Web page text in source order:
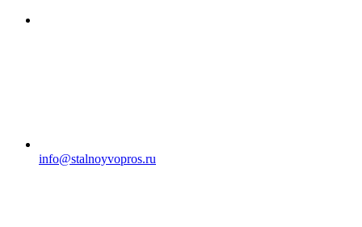
info@stalnoyvopros.ru